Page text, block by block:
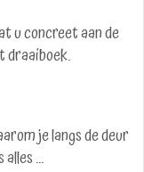
u concreet aan de
draaiboek.
je langs de deur
...